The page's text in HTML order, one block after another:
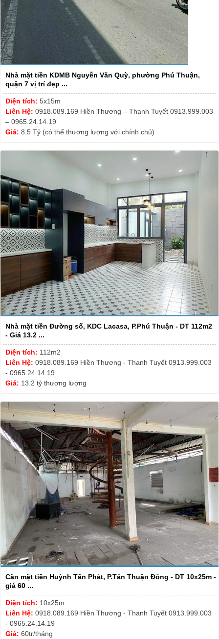
Nhà mặt tiền KDMB Nguyễn Văn Quỳ, phường Phú Thuận,
quận 7 vị trí đẹp ...
Diện tích: 5x15m
Liên Hệ: 0918.089.169 Hiền Thương – Thanh Tuyết 0913.999.003
– 0965.24.14.19
Giá: 8.5 Tỷ (có thể thương lượng với chính chủ)
Nhà mặt tiền Đường số, KDC Lacasa, P.Phú Thuận - DT 112m2
- Giá 13.2 ...
Diện tích: 112m2
Liên Hệ: 0918.089.169 Hiền Thương - Thanh Tuyết 0913.999.003
- 0965.24.14.19
Giá: 13.2 tỷ thương lượng
Căn mặt tiền Huỳnh Tấn Phát, P.Tân Thuận Đông - DT 10x25m -
giá 60 ...
Diện tích: 10x25m
Liên Hệ: 0918.089.169 Hiền Thương - Thanh Tuyết 0913.999.003
- 0965.24.14.19
Giá: 60tr/tháng